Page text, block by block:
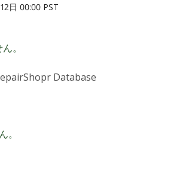
日 00:00 PST
。
Database